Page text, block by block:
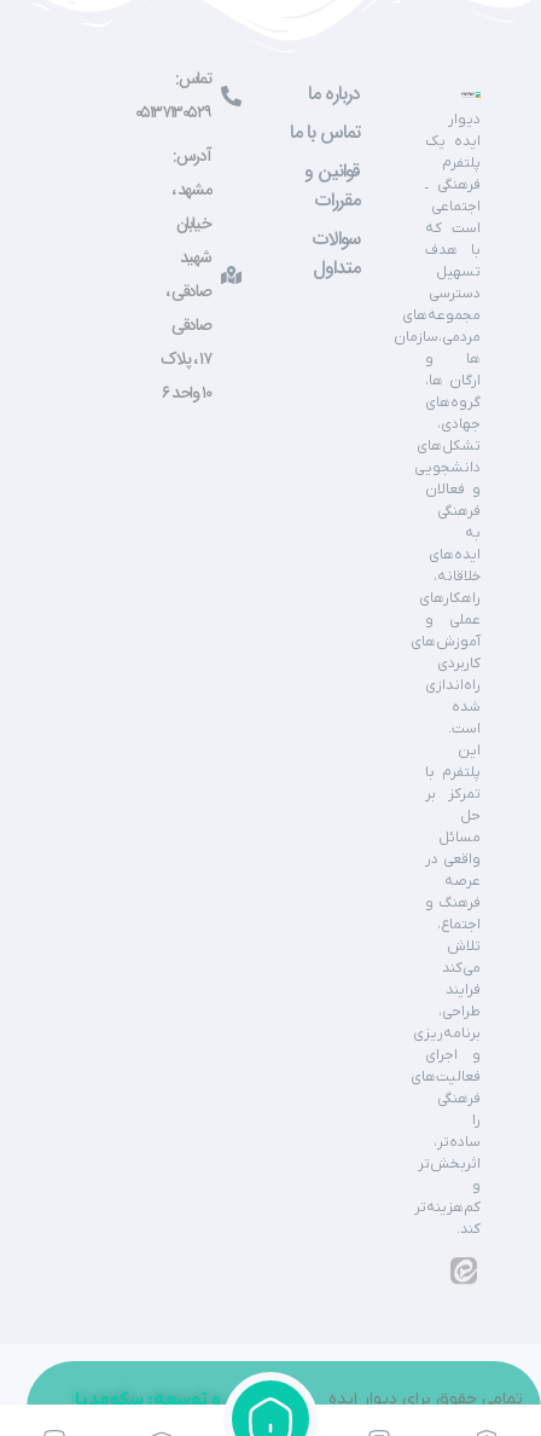
دیوار
ایده یک
پلتفرم
فرهنگی ـ
اجتماعی
است که
با هدف
تسهیل
دسترسی
مجموعه‌های
مردمی،سازمان
ها و
ارگان ها،
گروه‌های
جهادی،
تشکل‌های
دانشجویی
و فعالان
فرهنگی
به
ایده‌های
خلاقانه،
راهکارهای
عملی و
آموزش‌های
کاربردی
راه‌اندازی
شده
است.
این
پلتفرم با
تمرکز بر
حل
مسائل
واقعی در
عرصه
فرهنگ و
اجتماع،
تلاش
می‌کند
فرایند
طراحی،
برنامه‌ریزی
و اجرای
فعالیت‌های
فرهنگی
را
ساده‌تر،
اثربخش‌تر
و
کم‌هزینه‌تر
کند.
درباره ما
تماس با ما
قوانین و
مقررات
سوالات
متداول
تماس:
۰۵۱۳۷۱۳۰۵۲۹
آدرس:
مشهد ،
خیابان
شهید
صادقی ،
صادقی
۱۷ ، پلاک
۱۰ واحد ۶
تمامی حقوق برای دیوار ایده طراحی و توسعه: سکومدیا